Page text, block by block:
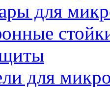
для
для